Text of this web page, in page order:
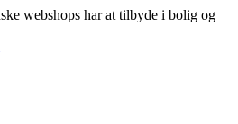
webshops har at tilbyde i bolig og